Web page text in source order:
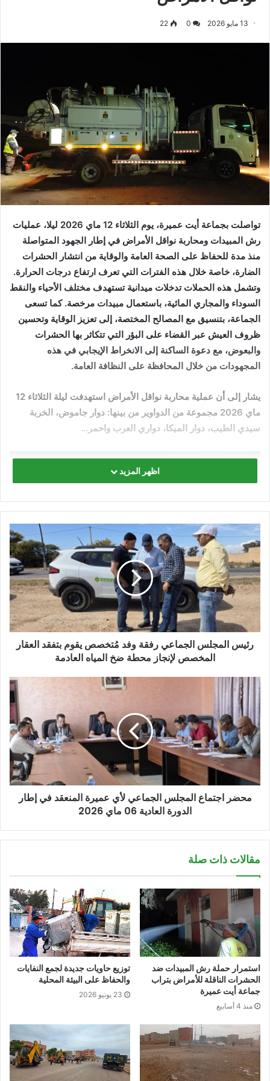
13 مايو 2026 0
22
تواصلت بجماعة أيت عميرة، يوم الثلاثاء 12 ماي 2026 ليلا، عمليات
رش المبيدات ومحاربة نواقل الأمراض في إطار الجهود المتواصلة
منذ مدة للحفاظ على الصحة العامة والوقاية من انتشار الحشرات
الضارة، خاصة خلال هذه الفترات التي تعرف ارتفاع درجات الحرارة.
وتشمل هذه الحملات تدخلات ميدانية تستهدف مختلف الأحياء والنقط
السوداء والمجاري المائية، باستعمال مبيدات مرخصة. كما تسعى
الجماعة، بتنسيق مع المصالح المختصة، إلى تعزيز الوقاية وتحسين
ظروف العيش عبر القضاء على البؤر التي تتكاثر بها الحشرات
والبعوض، مع دعوة الساكنة إلى الانخراط الإيجابي في هذه
المجهودات من خلال المحافظة على النظافة العامة.
يشار إلى أن عملية محاربة نواقل الأمراض استهدفت ليلة الثلاثاء 12
ماي 2026 مجموعة من الدواوير من بينها: دوار جاموض، الخربة
سيدي الطيب، دوار الميكا، دواري العرب واحمر…
اظهر المزيد
رئيس المجلس الجماعي رفقة وفد مُتخصص يقوم بتفقد العقار
المخصص لإنجاز محطة ضخ المياه العادمة
محضر اجتماع المجلس الجماعي لأي عميرة المنعقد في إطار
الدورة العادية 06 ماي 2026
مقالات ذات صلة
استمرار حملة رش المبيدات ضد
الحشرات الناقلة للأمراض بتراب
جماعة أيت عميرة
منذ 4 أسابيع
توزيع حاويات جديدة لجمع النفايات
والحفاظ على البيئة المحلية
23 يونيو 2026